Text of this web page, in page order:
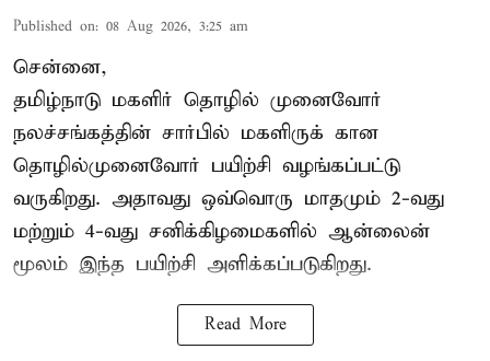
Published on: 08 Aug 2026, 3:25 am
சென்னை,
தமிழ்நாடு மகளிர் தொழில் முனைவோர்
நலச்சங்கத்தின் சார்பில் மகளிருக் கான
தொழில்முனைவோர் பயிற்சி வழங்கப்பட்டு
வருகிறது. அதாவது ஒவ்வொரு மாதமும் 2-வது
மற்றும் 4-வது சனிக்கிழமைகளில் ஆன்லைன்
மூலம் இந்த பயிற்சி அளிக்கப்படுகிறது.
Read More